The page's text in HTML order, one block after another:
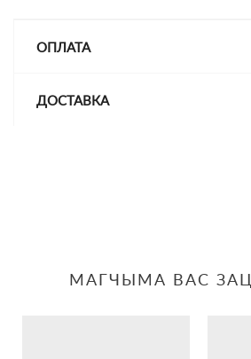
ОПЛАТА
ДОСТАВКА
МАГЧЫМА ВАС